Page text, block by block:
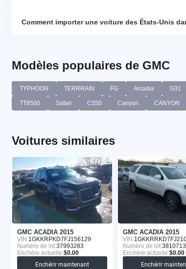
Comment importer une voiture des États-Unis
Modèles populaires de GMC
TYPHOON TERRRAIN FG Arcadia G31
TT8500 Safari C550 Canyon CANYON
Voitures similaires
GMC ACADIA 2015
VIN:1GKKRPKD7FJ156129
Numéro de lot:37993283
Enchère actuelle:$0.00
Enchérir maintenant
GMC ACADIA 2015
VIN:
Numéro de lot:
Enchère actuelle:$0.00
Enchérir